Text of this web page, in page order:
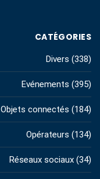
CATÉGORIES
Divers (338)
Evénements (395)
Objets connectés (184)
Opérateurs (134)
Réseaux sociaux (34)